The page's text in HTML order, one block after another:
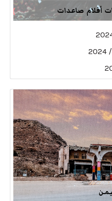
أفلام صاعدات